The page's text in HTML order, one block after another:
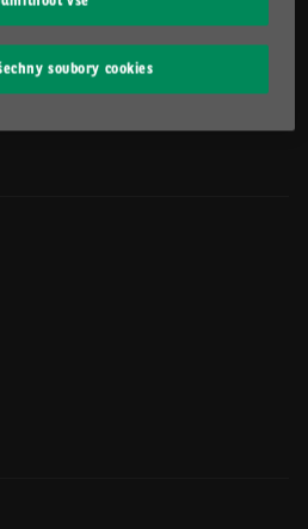
soubory cookies